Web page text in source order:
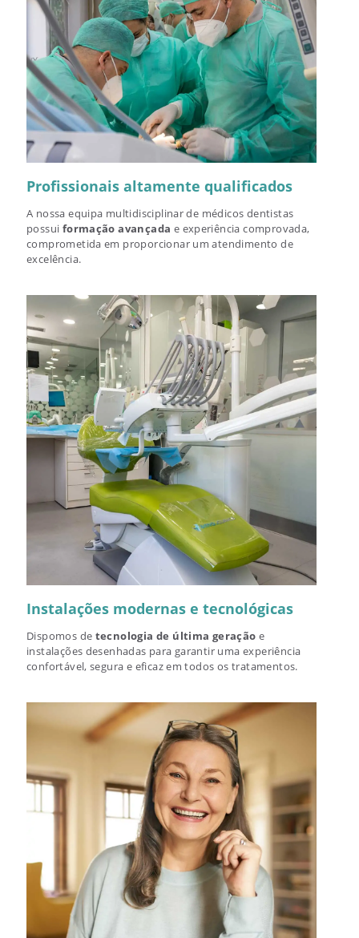
Profissionais altamente qualificados
A nossa equipa multidisciplinar de médicos dentistas
possui formação avançada e experiência comprovada,
comprometida em proporcionar um atendimento de
excelência.
Instalações modernas e tecnológicas
Dispomos de tecnologia de última geração e
instalações desenhadas para garantir uma experiência
confortável, segura e eficaz em todos os tratamentos.